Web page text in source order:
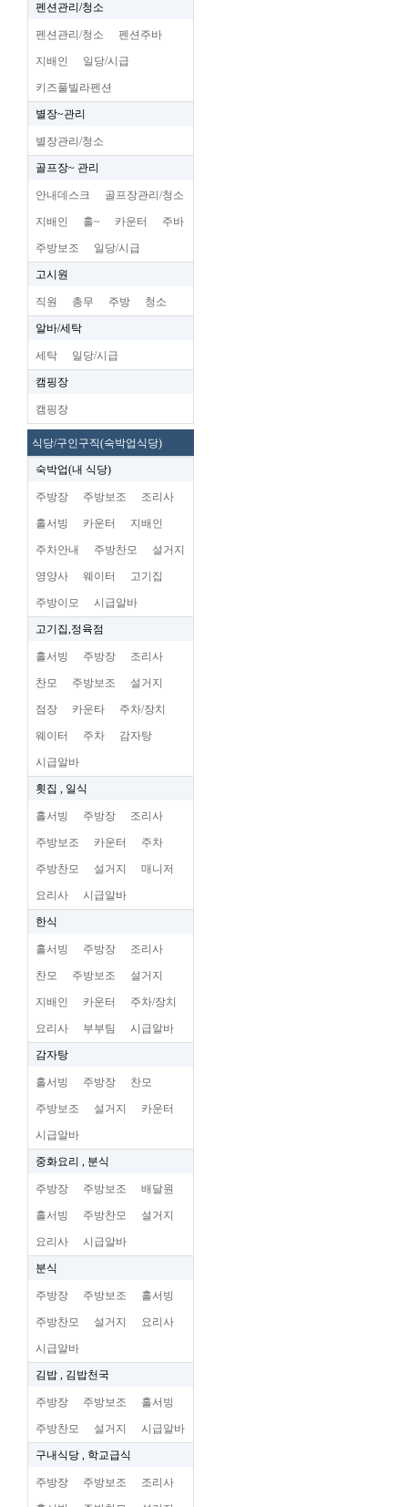
펜션관리/청소
펜션관리/청소 펜션주바
지배인 일당/시급
키즈풀빌라펜션
별장~관리
별장관리/청소
골프장~ 관리
안내데스크 골프장관리/청소
지배인 홀~ 카운터 주바
주방보조 일당/시급
고시원
직원 총무 주방 청소
알바/세탁
세탁 일당/시급
캠핑장
캠핑장
식당/구인구직(숙박업식당)
숙박업(내 식당)
주방장 주방보조 조리사
홀서빙 카운터 지배인
주차안내 주방찬모 설거지
영양사 웨이터 고기집
주방이모 시급알바
고기집,정육점
홀서빙 주방장 조리사
찬모 주방보조 설거지
점장 카운타 주차/장치
웨이터 주차 감자탕
시급알바
횟집 , 일식
홀서빙 주방장 조리사
주방보조 카운터 주차
주방찬모 설거지 매니저
요리사 시급알바
한식
홀서빙 주방장 조리사
찬모 주방보조 설거지
지배인 카운터 주차/장치
요리사 부부팀 시급알바
감자탕
홀서빙 주방장 찬모
주방보조 설거지 카운터
시급알바
중화요리 , 분식
주방장 주방보조 배달원
홀서빙 주방찬모 설거지
요리사 시급알바
분식
주방장 주방보조 홀서빙
주방찬모 설거지 요리사
시급알바
김밥 , 김밥천국
주방장 주방보조 홀서빙
주방찬모 설거지 시급알바
구내식당 , 학교급식
주방장 주방보조 조리사